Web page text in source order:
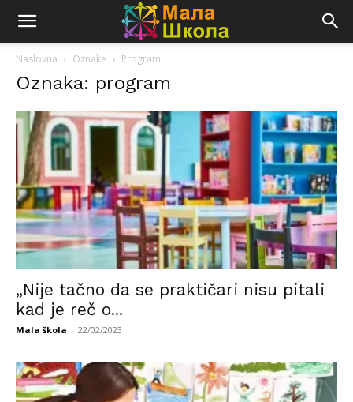
Naslovna Oznake Program
Oznaka: program
„Nije tačno da se praktičari nisu pitali
kad je reč o...
Mala škola - 22/02/2023